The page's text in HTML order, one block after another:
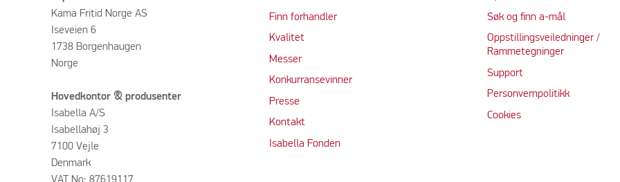
Kama Fritid Norge AS
Iseveien 6
1738 Borgenhaugen
Norge
Hovedkontor & produsenter
Isabella A/S
Isabellahøj 3
7100 Vejle
Denmark
Finn forhandler
Kvalitet
Messer
Konkurransevinner
Presse
Kontakt
Isabella Fonden
Søk og finn a-mål
Oppstillingsveiledninger /
Rammetegninger
Support
Personvernpolitikk
Cookies